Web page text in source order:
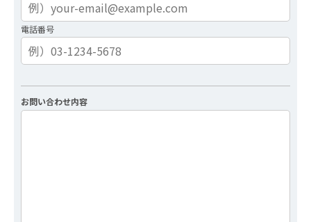
電話番号
お問い合わせ内容